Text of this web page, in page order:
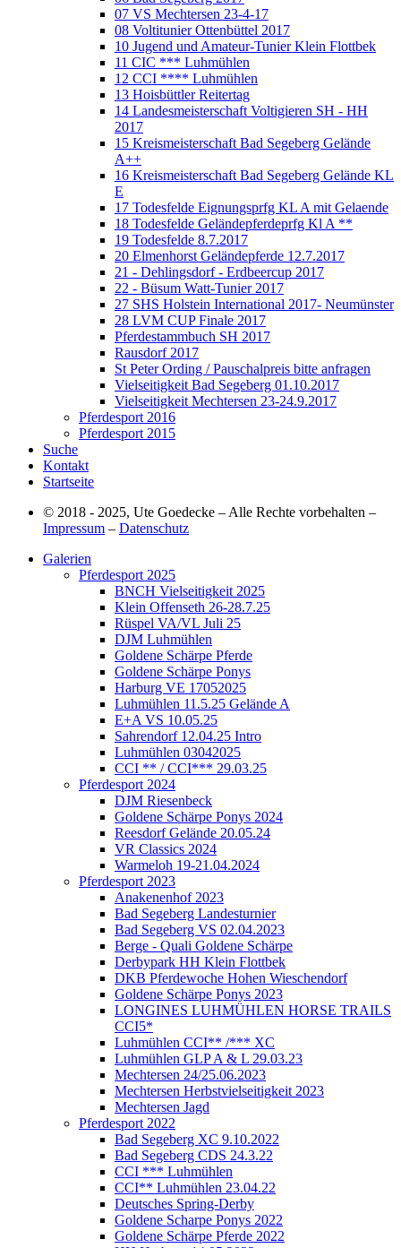
07 VS Mechtersen 23-4-17
08 Voltitunier Ottenbüttel 2017
10 Jugend und Amateur-Tunier Klein Flottbek
11 CIC *** Luhmühlen
12 CCI **** Luhmühlen
13 Hoisbüttler Reitertag
14 Landesmeisterschaft Voltigieren SH - HH
2017
15 Kreismeisterschaft Bad Segeberg Gelände
A++
16 Kreismeisterschaft Bad Segeberg Gelände KL
E
17 Todesfelde Eignungsprfg KL A mit Gelaende
18 Todesfelde Geländepferdeprfg Kl A **
19 Todesfelde 8.7.2017
20 Elmenhorst Geländepferde 12.7.2017
21 - Dehlingsdorf - Erdbeercup 2017
22 - Büsum Watt-Tunier 2017
27 SHS Holstein International 2017- Neumünster
28 LVM CUP Finale 2017
Pferdestammbuch SH 2017
Rausdorf 2017
St Peter Ording / Pauschalpreis bitte anfragen
Vielseitigkeit Bad Segeberg 01.10.2017
Vielseitigkeit Mechtersen 23-24.9.2017
Pferdesport 2016
Pferdesport 2015
Suche
Kontakt
Startseite
© 2018 - 2025, Ute Goedecke – Alle Rechte vorbehalten –
Impressum – Datenschutz
Galerien
Pferdesport 2025
BNCH Vielseitigkeit 2025
Klein Offenseth 26-28.7.25
Rüspel VA/VL Juli 25
DJM Luhmühlen
Goldene Schärpe Pferde
Goldene Schärpe Ponys
Harburg VE 17052025
Luhmühlen 11.5.25 Gelände A
E+A VS 10.05.25
Sahrendorf 12.04.25 Intro
Luhmühlen 03042025
CCI ** / CCI*** 29.03.25
Pferdesport 2024
DJM Riesenbeck
Goldene Schärpe Ponys 2024
Reesdorf Gelände 20.05.24
VR Classics 2024
Warmeloh 19-21.04.2024
Pferdesport 2023
Anakenenhof 2023
Bad Segeberg Landesturnier
Bad Segeberg VS 02.04.2023
Berge - Quali Goldene Schärpe
Derbypark HH Klein Flottbek
DKB Pferdewoche Hohen Wieschendorf
Goldene Schärpe Ponys 2023
LONGINES LUHMÜHLEN HORSE TRAILS
CCI5*
Luhmühlen CCI** /*** XC
Luhmühlen GLP A & L 29.03.23
Mechtersen 24/25.06.2023
Mechtersen Herbstvielseitigkeit 2023
Mechtersen Jagd
Pferdesport 2022
Bad Segeberg XC 9.10.2022
Bad Segeberg CDS 24.3.22
CCI *** Luhmühlen
CCI** Luhmühlen 23.04.22
Deutsches Spring-Derby
Goldene Scharpe Ponys 2022
Goldene Schärpe Pferde 2022